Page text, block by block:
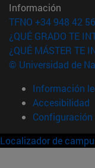
Información
TFNO +34 948 42
¿QUÉ GRADO TE
¿QUÉ MÁSTER TE
© Universidad de
Información
Accesibilidad
Localizador de